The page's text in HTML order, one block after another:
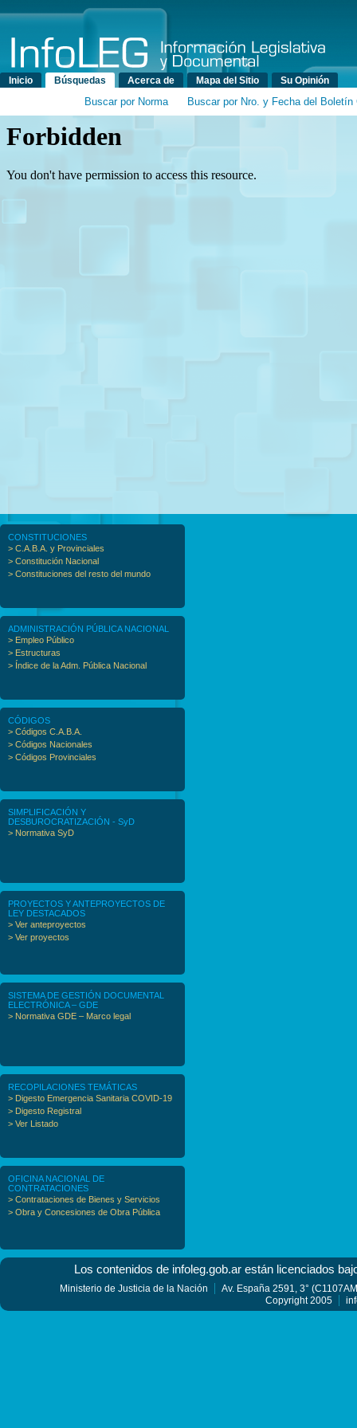
Menú principal
Inicio Búsquedas Acerca de Mapa del Sitio Su Opinión
Buscar por Norma Buscar por Nro. y Fecha del Boletín
CONSTITUCIONES
> C.A.B.A. y Provinciales
> Constitución Nacional
> Constituciones del resto del mundo
ADMINISTRACIÓN PÚBLICA NACIONAL
> Empleo Público
> Estructuras
> Índice de la Adm. Pública Nacional
CÓDIGOS
> Códigos C.A.B.A.
> Códigos Nacionales
> Códigos Provinciales
SIMPLIFICACIÓN Y
DESBUROCRATIZACIÓN - SyD
> Normativa SyD
PROYECTOS Y ANTEPROYECTOS DE
LEY DESTACADOS
> Ver anteproyectos
> Ver proyectos
SISTEMA DE GESTIÓN DOCUMENTAL
ELECTRÓNICA – GDE
> Normativa GDE – Marco legal
RECOPILACIONES TEMÁTICAS
> Digesto Emergencia Sanitaria COVID-19
> Digesto Registral
> Ver Listado
OFICINA NACIONAL DE
CONTRATACIONES
> Contrataciones de Bienes y Servicios
> Obra y Concesiones de Obra Pública
Los contenidos de infoleg.gob.ar están licenciados
Ministerio de Justicia de la Nación
Av. España 2591, 3°
Copyright 2005